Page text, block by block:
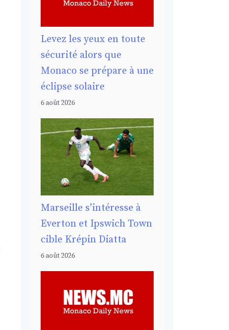
Levez les yeux en toute
sécurité alors que
Monaco se prépare à une
éclipse solaire
6 août 2026
Marseille s’intéresse à
Everton et Ipswich Town
cible Krépin Diatta
6 août 2026